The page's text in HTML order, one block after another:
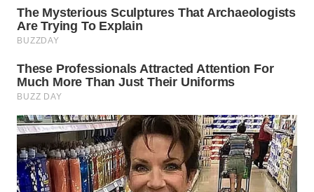
SUKABUMI
PURWAKARTA
WN
PRIANGAN
TIMUR
WN
SEMARANG